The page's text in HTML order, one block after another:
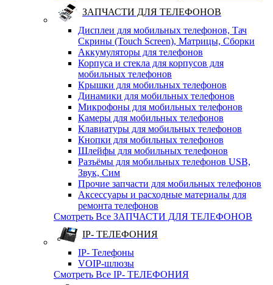
ЗАПЧАСТИ ДЛЯ ТЕЛЕФОНОВ
Дисплеи для мобильных телефонов, Тач
Скрины (Touch Screen), Матрицы, Сборки
Аккумуляторы для телефонов
Корпуса и стекла для корпусов для
мобильных телефонов
Крышки для мобильных телефонов
Динамики для мобильных телефонов
Микрофоны для мобильных телефонов
Камеры для мобильных телефонов
Клавиатуры для мобильных телефонов
Кнопки для мобильных телефонов
Шлейфы для мобильных телефонов
Разъёмы для мобильных телефонов USB,
Звук, Сим
Прочие запчасти для мобильных телефонов
Аксессуары и расходные материалы для
ремонта телефонов
Смотреть Все ЗАПЧАСТИ ДЛЯ ТЕЛЕФОНОВ
IP- ТЕЛЕФОНИЯ
IP- Телефоны
VOIP-шлюзы
Смотреть Все IP- ТЕЛЕФОНИЯ